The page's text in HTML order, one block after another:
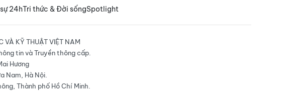
24hTri thức & Đời sốngSpotlight
VÀ KỸ THUẬT VIỆT NAM
tin và Truyền thông cấp.
Hương
Nam, Hà Nội.
Thành phố Hồ Chí Minh.